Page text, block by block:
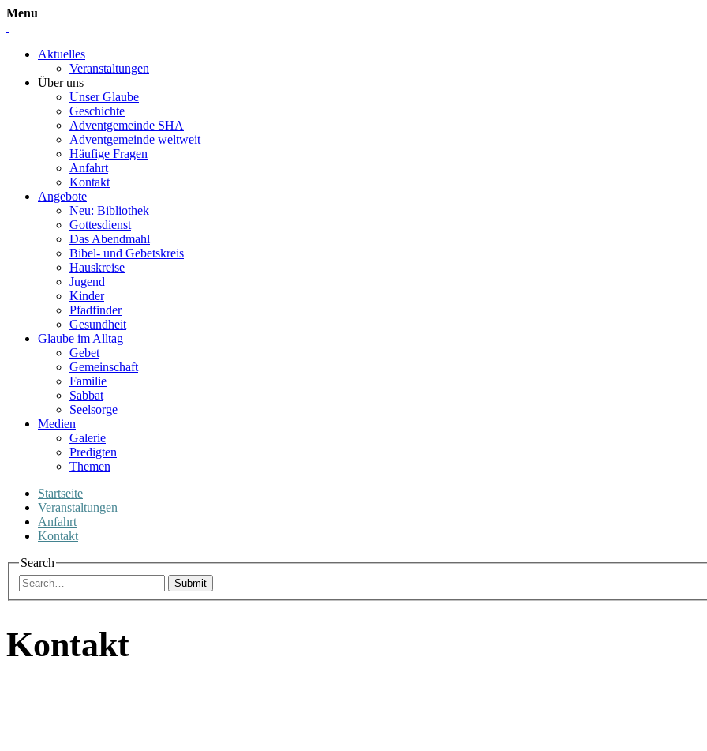
Menu
Aktuelles
Veranstaltungen
Über uns
Unser Glaube
Geschichte
Adventgemeinde SHA
Adventgemeinde weltweit
Häufige Fragen
Anfahrt
Kontakt
Angebote
Neu: Bibliothek
Gottesdienst
Das Abendmahl
Bibel- und Gebetskreis
Hauskreise
Jugend
Kinder
Pfadfinder
Gesundheit
Glaube im Alltag
Gebet
Gemeinschaft
Familie
Sabbat
Seelsorge
Medien
Galerie
Predigten
Themen
Startseite
Veranstaltungen
Anfahrt
Kontakt
Search
Submit
Kontakt